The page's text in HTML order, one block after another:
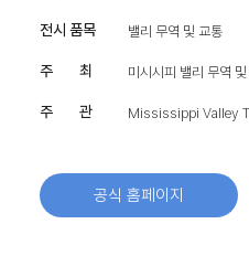
전시 품목 밸리 무역 및 교통
주 최 미시시피 밸리 무역 및
주 관 Mississippi Valley
공식 홈페이지